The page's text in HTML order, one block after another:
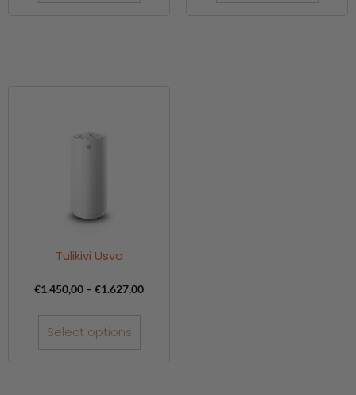
Tulikivi Usva
€1.450,00 – €1.627,00
Select options